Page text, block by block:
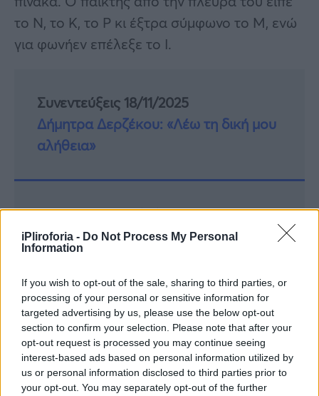
iPliroforia - Do Not Process My Personal
Information
If you wish to opt-out of the sale, sharing to third parties, or
processing of your personal or sensitive information for
targeted advertising by us, please use the below opt-out
section to confirm your selection. Please note that after your
opt-out request is processed you may continue seeing
interest-based ads based on personal information utilized by
us or personal information disclosed to third parties prior to
your opt-out. You may separately opt-out of the further
το Ν, το Κ, το Ρ κι έξτρα σύμφωνο το Μ, ενώ
για φωνήεν επέλεξε το Ι.
Συνεντεύξεις 18/11/2025
Δήμητρα Δερζέκου: «Λέω τη δική μου
αλήθεια»
Συνεντεύξεις 18/11/2025
Τζεφ Μοντάνα: «Κανένας δεν μπορεί
να σου πει ποιος είσαι»